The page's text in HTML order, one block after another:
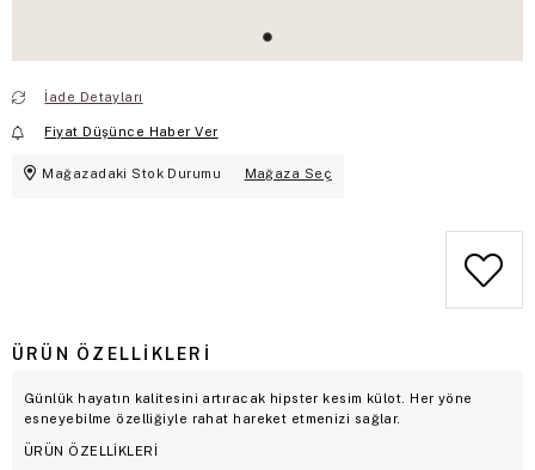
İade Detayları
Fiyat Düşünce Haber Ver
Mağazadaki Stok Durumu Mağaza Seç
ÜRÜN ÖZELLIKLERI
Günlük hayatın kalitesini artıracak hipster kesim külot. Her yöne
esneyebilme özelliğiyle rahat hareket etmenizi sağlar.
ÜRÜN ÖZELLİKLERİ